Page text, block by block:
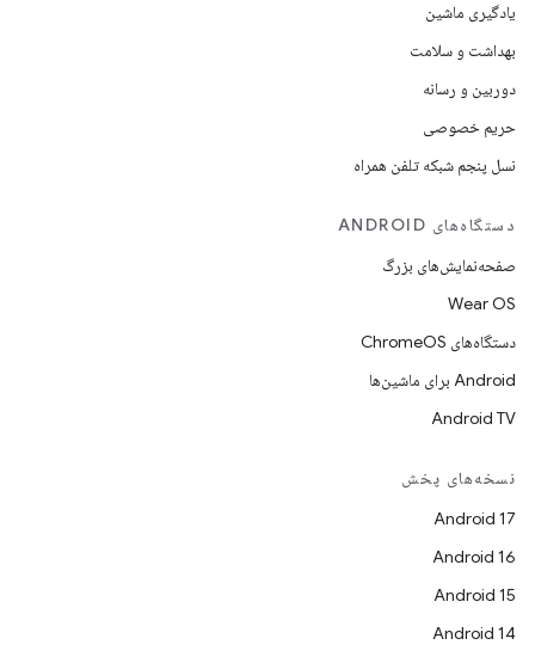
یادگیری ماشین
بهداشت و سلامت
دوربین و رسانه
حریم خصوصی
نسل پنجم شبکه تلفن همراه
دستگاه‌های ANDROID
صفحه‌نمایش‌های بزرگ
Wear OS
دستگاه‌های ChromeOS
Android برای ماشین‌ها
Android TV
نسخه‌های پخش
Android 17
Android 16
Android 15
Android 14